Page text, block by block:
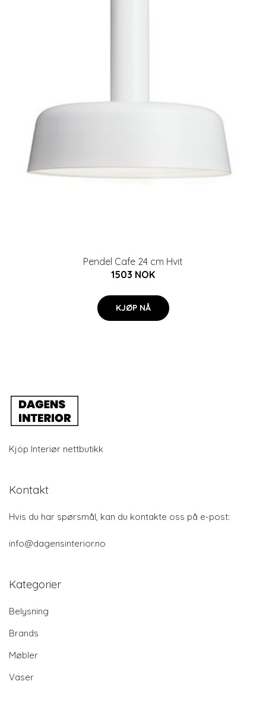
Pendel Cafe 24 cm Hvit
1503 NOK
KJØP NÅ
Kjöp Interiør nettbutikk
Kontakt
Hvis du har spørsmål, kan du kontakte oss på e-post:
info@dagensinterior.no
Kategorier
Belysning
Brands
Møbler
Vaser